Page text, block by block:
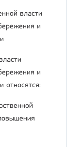
власти
и
и
относятся: